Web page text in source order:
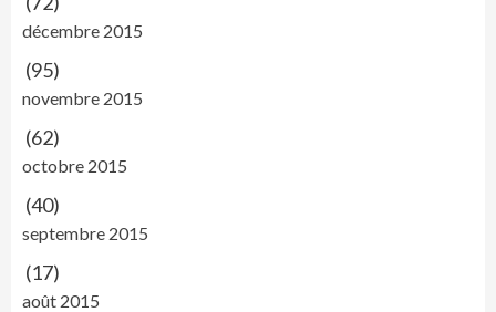
décembre 2015
(95)
novembre 2015
(62)
octobre 2015
(40)
septembre 2015
(17)
août 2015